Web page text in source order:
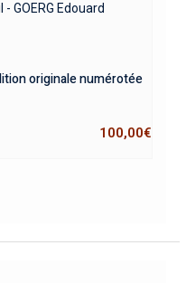
- GOERG Edouard
originale numérotée
100,00€